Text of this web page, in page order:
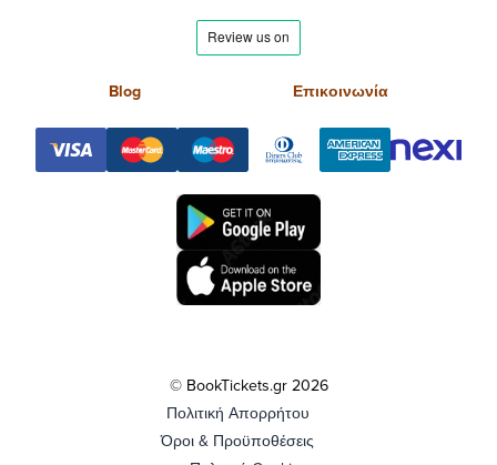
Blog Επικοινωνία
© BookTickets.gr 2026
Πολιτική Απορρήτου
Όροι & Προϋποθέσεις